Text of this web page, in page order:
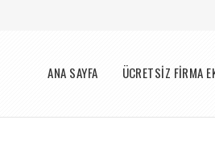
ANA SAYFA ÜCRETSİZ FİRMA